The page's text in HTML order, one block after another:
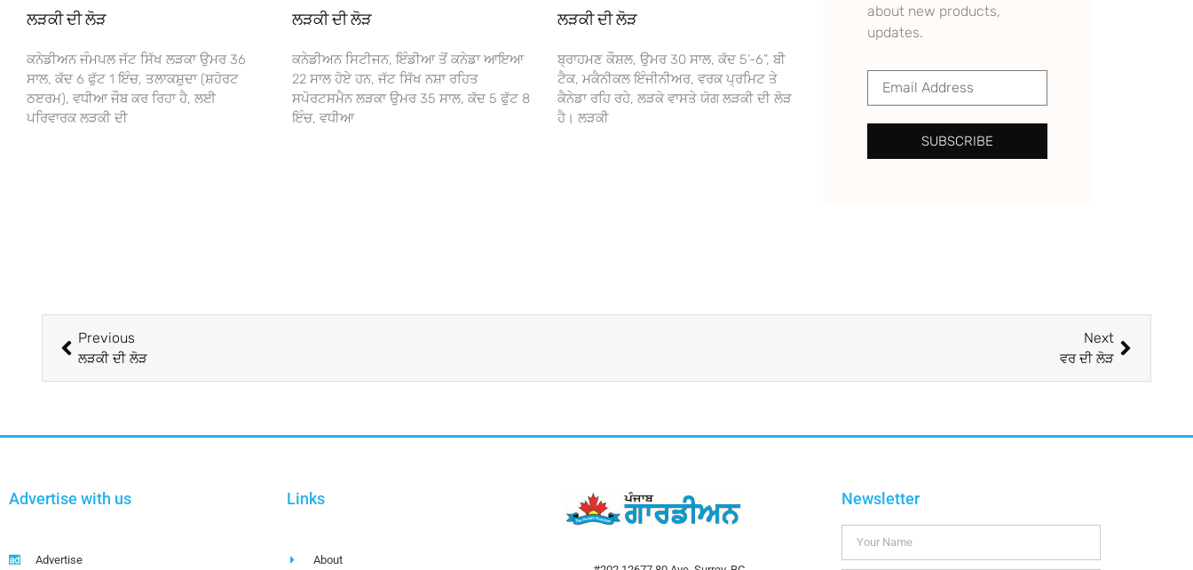
ਲੜਕੀ ਦੀ ਲੋੜ
ਕਨੇਡੀਅਨ ਜੰਮਪਲ ਜੱਟ ਸਿੱਖ ਲੜਕਾ ਉਮਰ 36
ਸਾਲ, ਕੱਦ 6 ਫੁੱਟ 1 ਇੰਚ, ਤਲਾਕਸ਼ੁਦਾ (ਸ਼ਹੋਰਟ
ਠੲਰਮ), ਵਧੀਆ ਜੌਬ ਕਰ ਰਿਹਾ ਹੈ, ਲਈ
ਪਰਿਵਾਰਕ ਲੜਕੀ ਦੀ
ਲੜਕੀ ਦੀ ਲੋੜ
ਕਨੇਡੀਅਨ ਸਿਟੀਜਨ, ਇੰਡੀਆ ਤੋਂ ਕਨੇਡਾ ਆਇਆ
22 ਸਾਲ ਹੋਏ ਹਨ, ਜੱਟ ਸਿੱਖ ਨਸ਼ਾ ਰਹਿਤ
ਸਪੋਰਟਸਮੈਨ ਲੜਕਾ ਉਮਰ 35 ਸਾਲ, ਕੱਦ 5 ਫੁੱਟ 8
ਇੰਚ, ਵਧੀਆ
ਲੜਕੀ ਦੀ ਲੋੜ
ਬ੍ਰਾਹਮਣ ਕੌਸ਼ਲ, ਉਮਰ 30 ਸਾਲ, ਕੱਦ 5’-6”, ਬੀ
ਟੈਕ, ਮਕੈਨੀਕਲ ਇੰਜੀਨੀਅਰ, ਵਰਕ ਪ੍ਰਮਿਟ ਤੇ
ਕੈਨੇਡਾ ਰਹਿ ਰਹੇ, ਲੜਕੇ ਵਾਸਤੇ ਯੋਗ ਲੜਕੀ ਦੀ ਲੋੜ
ਹੈ। ਲੜਕੀ
about new products,
updates.
SUBSCRIBE
Previous
ਲੜਕੀ ਦੀ ਲੋੜ
Next
ਵਰ ਦੀ ਲੋੜ
Advertise with us
Advertise
Links
About
Newsletter